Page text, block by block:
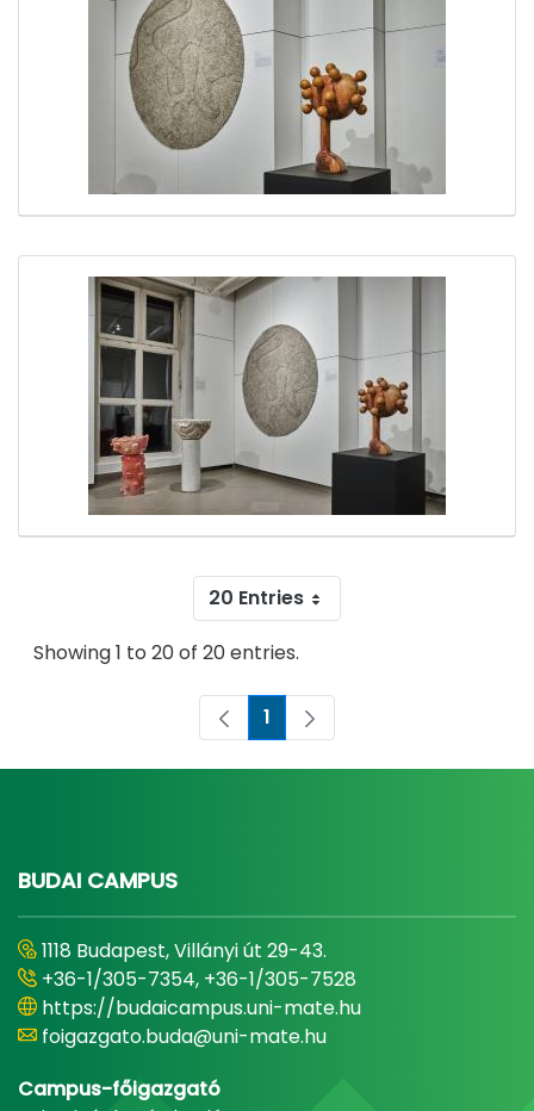
20 Entries
Showing 1 to 20 of 20 entries.
Page
1
BUDAI CAMPUS
1118 Budapest, Villányi út 29-43.
+36-1/305-7354, +36-1/305-7528
https://budaicampus.uni-mate.hu
foigazgato.buda@uni-mate.hu
Campus-főigazgató